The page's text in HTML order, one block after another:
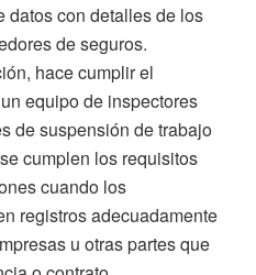
datos con detalles de los
de seguros.
hace cumplir el
equipo de inspectores
de suspensión de trabajo
cumplen los requisitos
cuando los
registros adecuadamente
u otras partes que